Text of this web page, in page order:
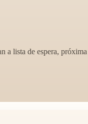
a lista de espera,